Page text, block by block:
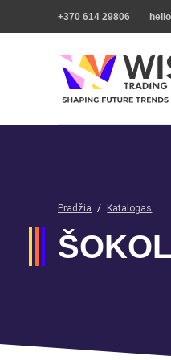
+370 614 29806
Pradžia / Katalogas